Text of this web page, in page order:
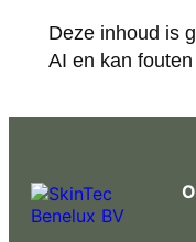
Deze inhoud is
AI en kan